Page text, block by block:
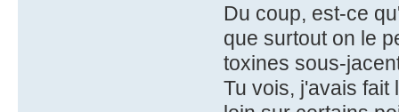
Du coup, est-ce
que surtout on le
toxines sous-
Tu vois, j'avais fait